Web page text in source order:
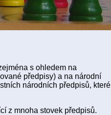
s ohledem na
předpisy) a na národní
národních předpisů, které
z mnoha stovek předpisů.